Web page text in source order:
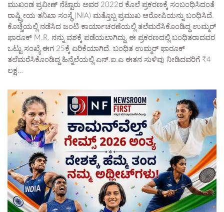
ಮುಖಂಡ ಪ್ರವೀಣ್ ನೆಟ್ಟಾರು ಅವರ 2022ರ ಕೊಲೆ ಪ್ರಕರಣಕ್ಕೆ ಸಂಬಂಧಿಸಿದಂತೆ
ರಾಷ್ಟ್ರೀಯ ತನಿಖಾ ಸಂಸ್ಥೆ (NIA) ಮತ್ತೊಬ್ಬ ಪ್ರಮುಖ ಆರೋಪಿಯನ್ನು ಬಂಧಿಸಿದೆ.
ಕೊಚ್ಚಿಯಲ್ಲಿ ನಡೆಸಿದ ಜಂಟಿ ಕಾರ್ಯಾಚರಣೆಯಲ್ಲಿ ತಲೆಮರೆಸಿಕೊಂಡಿದ್ದ ಉಮ್ಮರ್
ಫಾರೂಕ್ M.R. ನನ್ನು ವಶಕ್ಕೆ ಪಡೆಯಲಾಗಿದ್ದು, ಈ ಪ್ರಕರಣದಲ್ಲಿ ಬಂಧಿತರಾದವರ
ಒಟ್ಟು ಸಂಖ್ಯೆ ಈಗ 25ಕ್ಕೆ ಏರಿಕೆಯಾಗಿದೆ. ​ಬಂಧಿತ ಉಮ್ಮರ್ ಫಾರೂಕ್
ತಲೆಮರೆಸಿಕೊಂಡಿದ್ದ ಹಿನ್ನೆಲೆಯಲ್ಲಿ ಎನ್.ಐ.ಎ ಈತನ ಸುಳಿವು ನೀಡಿದವರಿಗೆ ₹4
ಲಕ್ಷ…